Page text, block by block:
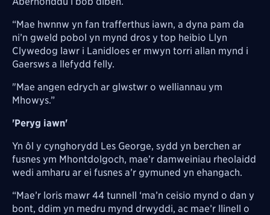
“Mae hwnnw yn fan trafferthus iawn, a dyna pam da
ni’n gweld pobol yn mynd dros y top heibio Llyn
Clywedog lawr i Lanidloes er mwyn torri allan mynd i
Gaersws a llefydd felly.
"Mae angen edrych ar glwstwr o welliannau ym
Mhowys.”
'Peryg iawn'
Yn ôl y cynghorydd Les George, sydd yn berchen ar
fusnes ym Mhontdolgoch, mae’r damweiniau rheolaidd
wedi amharu ar ei fusnes a’r gymuned yn ehangach.
“Mae’r loris mawr 44 tunnell ‘ma’n ceisio mynd o dan y
bont, ddim yn medru mynd drwyddi, ac mae’r llinell o